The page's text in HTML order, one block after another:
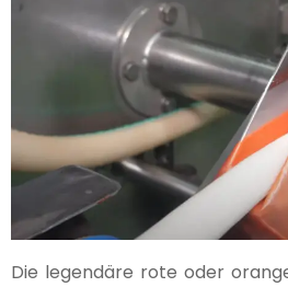
Die legendäre rote oder